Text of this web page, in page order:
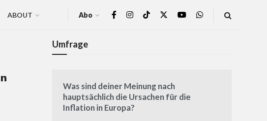
ABOUT Abo
Umfrage
Was sind deiner Meinung nach
hauptsächlich die Ursachen für die
Inflation in Europa?